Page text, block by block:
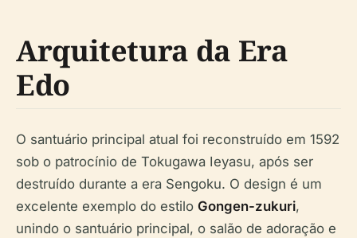
Arquitetura da Era
Edo
O santuário principal atual foi reconstruído em 1592
sob o patrocínio de Tokugawa Ieyasu, após ser
destruído durante a era Sengoku. O design é um
excelente exemplo do estilo Gongen-zukuri,
unindo o santuário principal, o salão de adoração e